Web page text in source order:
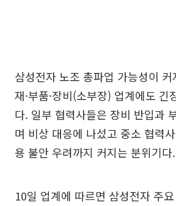
삼성전자 노조 총파업 가능성이
재·부품·장비(소부장) 업계에도 긴
다. 일부 협력사들은 장비 반입과
며 비상 대응에 나섰고 중소 협력
용 불안 우려까지 커지는 분위기다.
10일 업계에 따르면 삼성전자 주